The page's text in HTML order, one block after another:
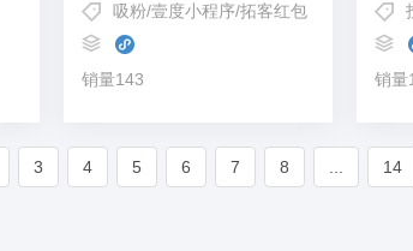
吸粉/壹度小程序/拓客红包
销量143 销量
3 4 5 6 7 8 ... 14